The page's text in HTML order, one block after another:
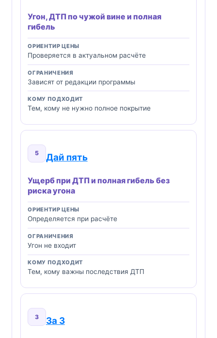
Угон, ДТП по чужой вине и полная
гибель
ОРИЕНТИР ЦЕНЫ
Проверяется в актуальном расчёте
ОГРАНИЧЕНИЯ
Зависят от редакции программы
КОМУ ПОДХОДИТ
Тем, кому не нужно полное покрытие
5 Дай пять
Ущерб при ДТП и полная гибель без
риска угона
ОРИЕНТИР ЦЕНЫ
Определяется при расчёте
ОГРАНИЧЕНИЯ
Угон не входит
КОМУ ПОДХОДИТ
Тем, кому важны последствия ДТП
3 За 3